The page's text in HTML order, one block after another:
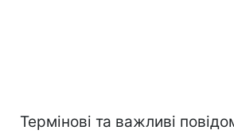
Термінові та важливі